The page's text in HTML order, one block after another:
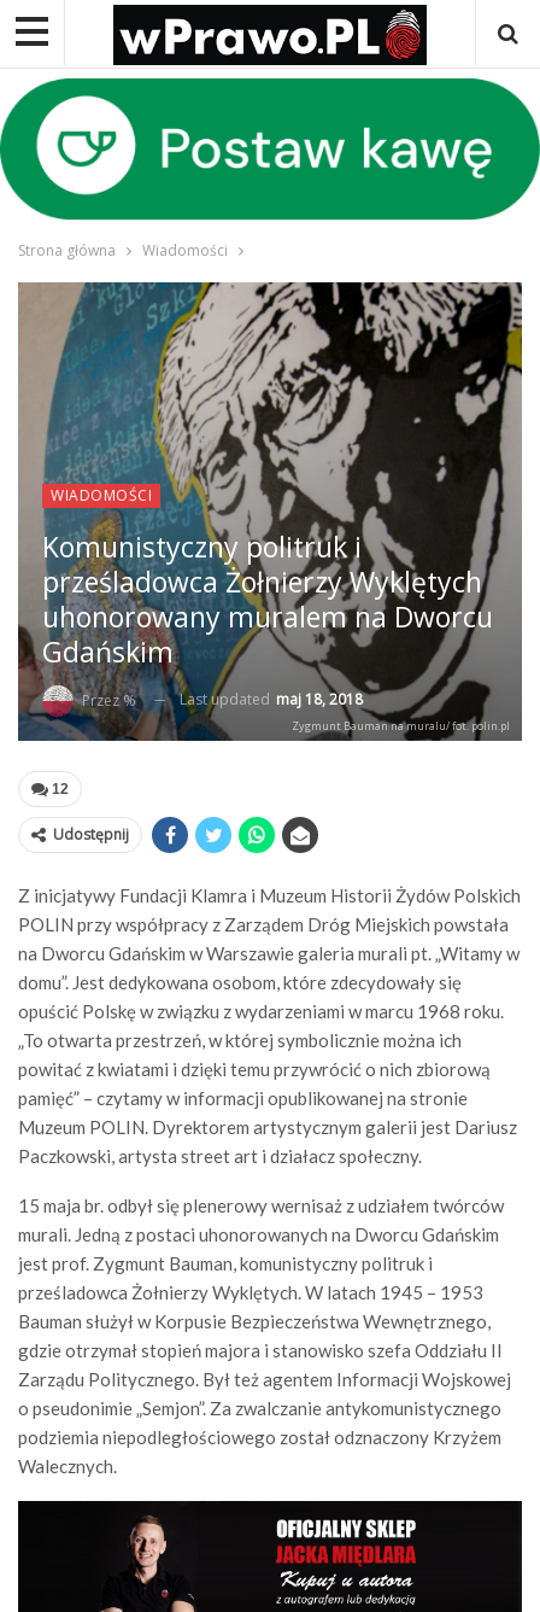
Strona główna Wiadomości
WIADOMOŚCI
Komunistyczny politruk i
prześladowca Żołnierzy Wyklętych
uhonorowany muralem na Dworcu
Gdańskim
Przez % Last updated maj 18, 2018
Zygmunt Bauman na muralu/ fot. polin.pl
12
Udostępnij
Z inicjatywy Fundacji Klamra i Muzeum Historii Żydów Polskich
POLIN przy współpracy z Zarządem Dróg Miejskich powstała
na Dworcu Gdańskim w Warszawie galeria murali pt. „Witamy w
domu”. Jest dedykowana osobom, które zdecydowały się
opuścić Polskę w związku z wydarzeniami w marcu 1968 roku.
„To otwarta przestrzeń, w której symbolicznie można ich
powitać z kwiatami i dzięki temu przywrócić o nich zbiorową
pamięć” – czytamy w informacji opublikowanej na stronie
Muzeum POLIN. Dyrektorem artystycznym galerii jest Dariusz
Paczkowski, artysta street art i działacz społeczny.
15 maja br. odbył się plenerowy wernisaż z udziałem twórców
murali. Jedną z postaci uhonorowanych na Dworcu Gdańskim
jest prof. Zygmunt Bauman, komunistyczny politruk i
prześladowca Żołnierzy Wyklętych. W latach 1945 – 1953
Bauman służył w Korpusie Bezpieczeństwa Wewnętrznego,
gdzie otrzymał stopień majora i stanowisko szefa Oddziału II
Zarządu Politycznego. Był też agentem Informacji Wojskowej
o pseudonimie „Semjon”. Za zwalczanie antykomunistycznego
podziemia niepodległościowego został odznaczony Krzyżem
Walecznych.